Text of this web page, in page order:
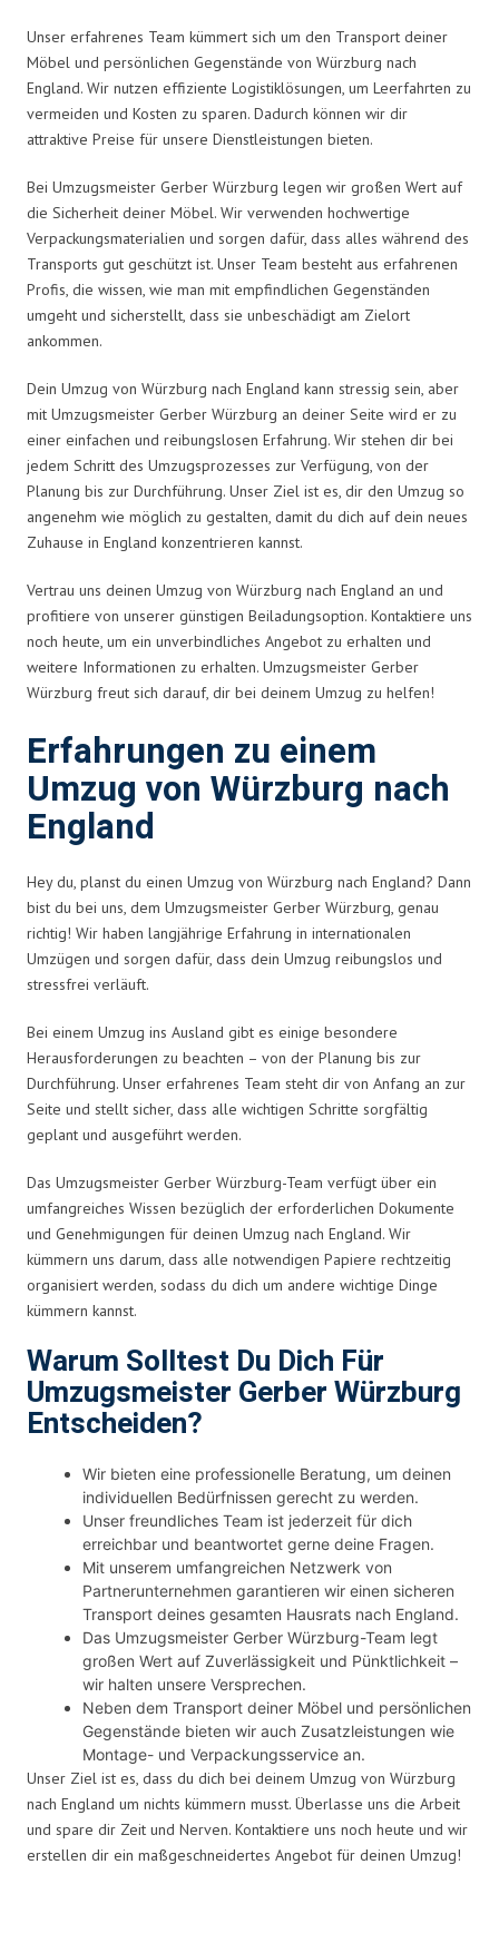
Unser erfahrenes Team kümmert sich um den Transport deiner
Möbel und persönlichen Gegenstände von Würzburg nach
England. Wir nutzen effiziente Logistiklösungen, um Leerfahrten zu
vermeiden und Kosten zu sparen. Dadurch können wir dir
attraktive Preise für unsere Dienstleistungen bieten.
Bei Umzugsmeister Gerber Würzburg legen wir großen Wert auf
die Sicherheit deiner Möbel. Wir verwenden hochwertige
Verpackungsmaterialien und sorgen dafür, dass alles während des
Transports gut geschützt ist. Unser Team besteht aus erfahrenen
Profis, die wissen, wie man mit empfindlichen Gegenständen
umgeht und sicherstellt, dass sie unbeschädigt am Zielort
ankommen.
Dein Umzug von Würzburg nach England kann stressig sein, aber
mit Umzugsmeister Gerber Würzburg an deiner Seite wird er zu
einer einfachen und reibungslosen Erfahrung. Wir stehen dir bei
jedem Schritt des Umzugsprozesses zur Verfügung, von der
Planung bis zur Durchführung. Unser Ziel ist es, dir den Umzug so
angenehm wie möglich zu gestalten, damit du dich auf dein neues
Zuhause in England konzentrieren kannst.
Vertrau uns deinen Umzug von Würzburg nach England an und
profitiere von unserer günstigen Beiladungsoption. Kontaktiere uns
noch heute, um ein unverbindliches Angebot zu erhalten und
weitere Informationen zu erhalten. Umzugsmeister Gerber
Würzburg freut sich darauf, dir bei deinem Umzug zu helfen!
Erfahrungen zu einem
Umzug von Würzburg nach
England
Hey du, planst du einen Umzug von Würzburg nach England? Dann
bist du bei uns, dem Umzugsmeister Gerber Würzburg, genau
richtig! Wir haben langjährige Erfahrung in internationalen
Umzügen und sorgen dafür, dass dein Umzug reibungslos und
stressfrei verläuft.
Bei einem Umzug ins Ausland gibt es einige besondere
Herausforderungen zu beachten – von der Planung bis zur
Durchführung. Unser erfahrenes Team steht dir von Anfang an zur
Seite und stellt sicher, dass alle wichtigen Schritte sorgfältig
geplant und ausgeführt werden.
Das Umzugsmeister Gerber Würzburg-Team verfügt über ein
umfangreiches Wissen bezüglich der erforderlichen Dokumente
und Genehmigungen für deinen Umzug nach England. Wir
kümmern uns darum, dass alle notwendigen Papiere rechtzeitig
organisiert werden, sodass du dich um andere wichtige Dinge
kümmern kannst.
Warum Solltest Du Dich Für
Umzugsmeister Gerber Würzburg
Entscheiden?
Wir bieten eine professionelle Beratung, um deinen
individuellen Bedürfnissen gerecht zu werden.
Unser freundliches Team ist jederzeit für dich
erreichbar und beantwortet gerne deine Fragen.
Mit unserem umfangreichen Netzwerk von
Partnerunternehmen garantieren wir einen sicheren
Transport deines gesamten Hausrats nach England.
Das Umzugsmeister Gerber Würzburg-Team legt
großen Wert auf Zuverlässigkeit und Pünktlichkeit –
wir halten unsere Versprechen.
Neben dem Transport deiner Möbel und persönlichen
Gegenstände bieten wir auch Zusatzleistungen wie
Montage- und Verpackungsservice an.
Unser Ziel ist es, dass du dich bei deinem Umzug von Würzburg
nach England um nichts kümmern musst. Überlasse uns die Arbeit
und spare dir Zeit und Nerven. Kontaktiere uns noch heute und wir
erstellen dir ein maßgeschneidertes Angebot für deinen Umzug!